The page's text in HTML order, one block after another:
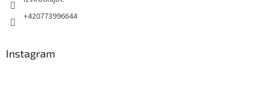
+420773996644
Instagram